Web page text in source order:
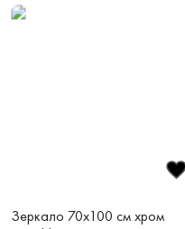
Зеркало 70х100 см хром